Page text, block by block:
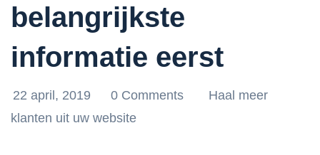
belangrijkste
informatie eerst
22 april, 2019 0 Comments
Haal meer
klanten uit uw website